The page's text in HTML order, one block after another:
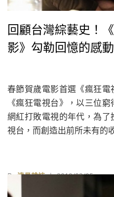
回顧台灣綜藝史！
影》勾勒回憶的感動
春節賀歲電影首選《瘋狂
《瘋狂電視台》，以三位
網紅打敗電視的年代，為
視台，而創造出前所未有的
By 遠見雜誌| 2019/02/05